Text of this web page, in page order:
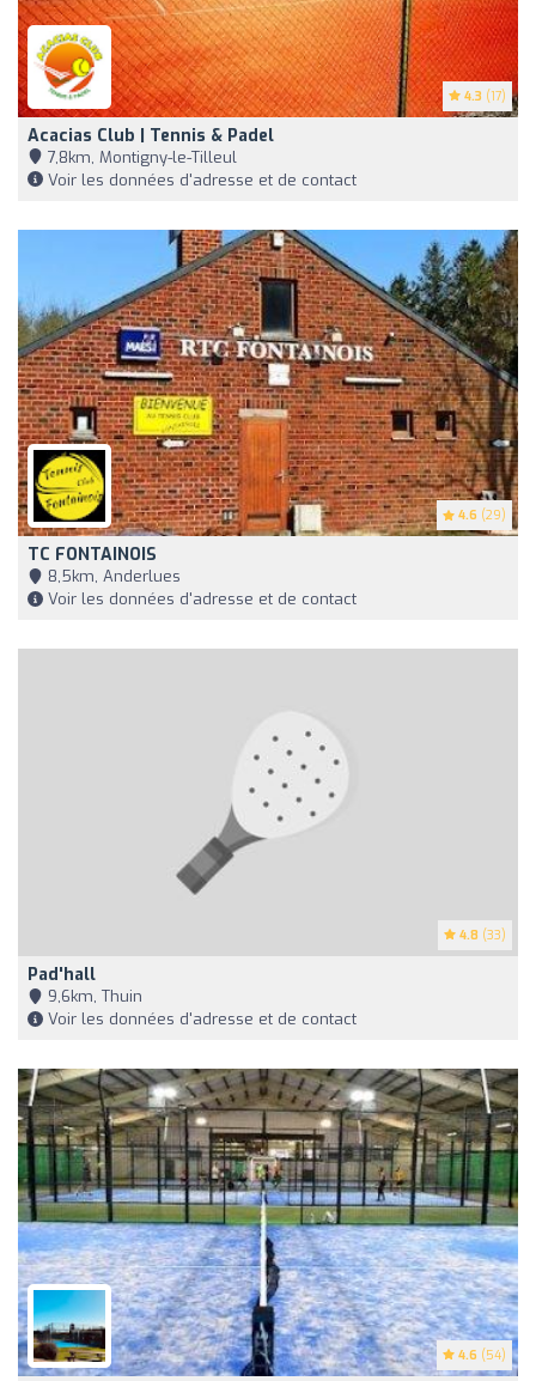
4.3 (17)
Acacias Club | Tennis & Padel
7,8km, Montigny-le-Tilleul
Voir les données d'adresse et de contact
4.6 (29)
TC FONTAINOIS
8,5km, Anderlues
Voir les données d'adresse et de contact
4.8 (33)
Pad'hall
9,6km, Thuin
Voir les données d'adresse et de contact
4.6 (54)